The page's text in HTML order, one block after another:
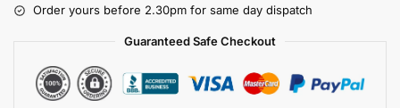
Order yours before 2.30pm for same day dispatch
Guaranteed Safe Checkout